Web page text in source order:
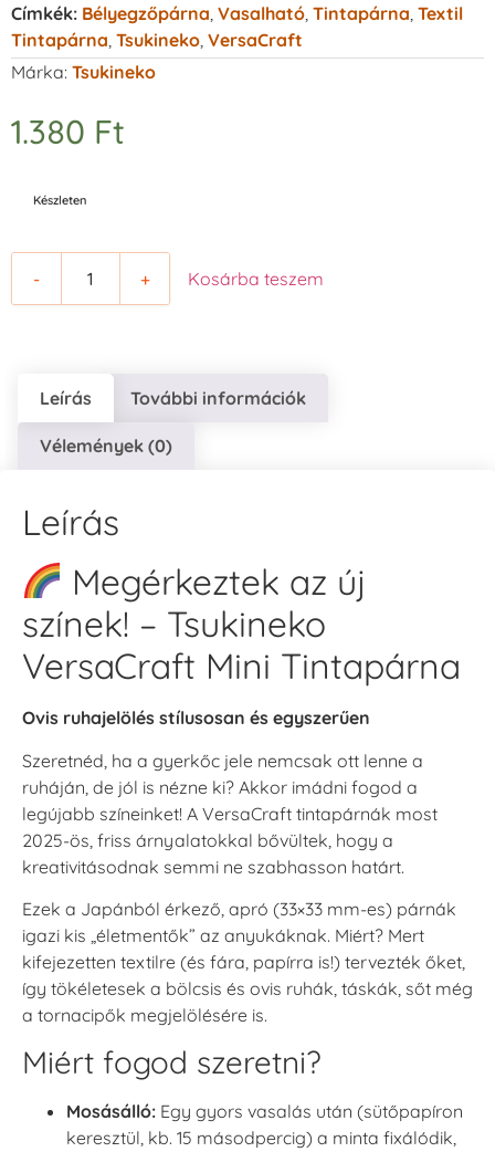
Címkék: Bélyegzőpárna Vasalható Tintapárna Textil
Tintapárna Tsukineko VersaCraft
Márka: Tsukineko
1.380 Ft
Készleten
- + Kosárba teszem
Leírás További információk
Vélemények (0)
Leírás
Megérkeztek az új
színek! – Tsukineko
VersaCraft Mini Tintapárna
Ovis ruhajelölés stílusosan és egyszerűen
Szeretnéd, ha a gyerkőc jele nemcsak ott lenne a
ruháján, de jól is nézne ki? Akkor imádni fogod a
legújabb színeinket! A VersaCraft tintapárnák most
2025-ös, friss árnyalatokkal bővültek, hogy a
kreativitásodnak semmi ne szabhasson határt.
Ezek a Japánból érkező, apró (33×33 mm-es) párnák
igazi kis „életmentők” az anyukáknak. Miért? Mert
kifejezetten textilre (és fára, papírra is!) tervezték őket,
így tökéletesek a bölcsis és ovis ruhák, táskák, sőt még
a tornacipők megjelölésére is.
Miért fogod szeretni?
Mosásálló: Egy gyors vasalás után (sütőpapíron
keresztül, kb. 15 másodpercig) a minta fixálódik,